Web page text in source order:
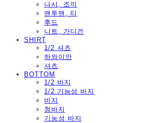
나시, 조끼
맨투맨, 티
후드
니트, 가디건
SHIRT
1/2 셔츠
하와이안
셔츠
BOTTOM
1/2 바지
1/2 기능성 바지
바지
청바지
기능성 바지